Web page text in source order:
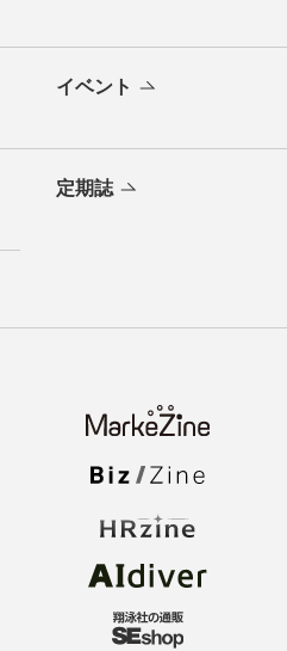
イベント
定期誌